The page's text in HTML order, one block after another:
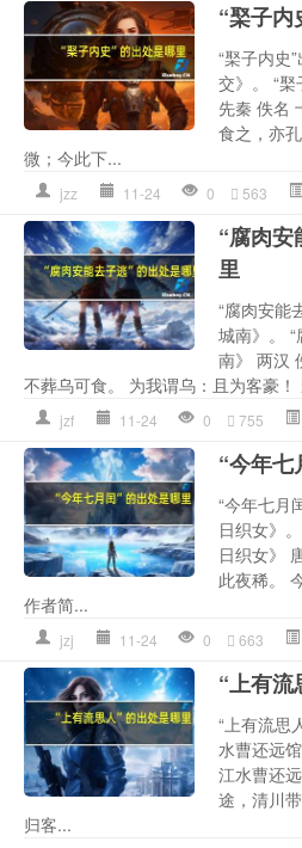
“棸子内
“棸子内史
交》。 “棸
先秦 佚名
食之，亦
微；今此下...
jzz 11-24 0 563
“腐肉安
里
“腐肉安能
城南》。
南》 两汉
不葬乌可食。 为我谓乌：且为客豪！
jzf 11-24 0 755
“今年七
“今年七月
日织女》
日织女》
此夜稀。
作者简...
jzj 11-24 0 663
“上有流
“上有流思
水曹还远
江水曹还
途，清川
归客...